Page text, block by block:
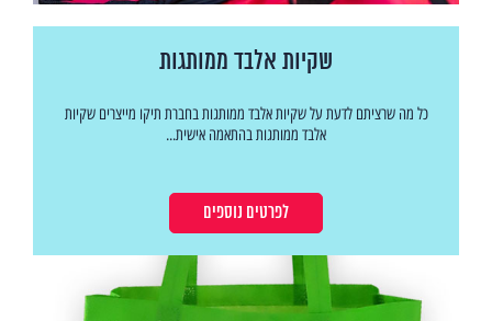
שקיות אלבד ממותגות
כל מה שרציתם לדעת על שקיות אלבד ממותגות בחברת תיקו מייצרים שקיות
אלבד ממותגות בהתאמה אישית...
לפרטים נוספים